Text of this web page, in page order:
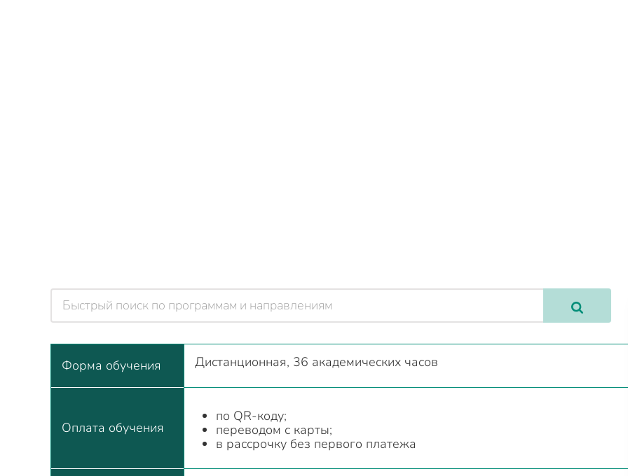
Форма обучения Дистанционная, 36 академических часов
Оплата обучения
по QR-коду;
переводом с карты;
в рассрочку без первого платежа